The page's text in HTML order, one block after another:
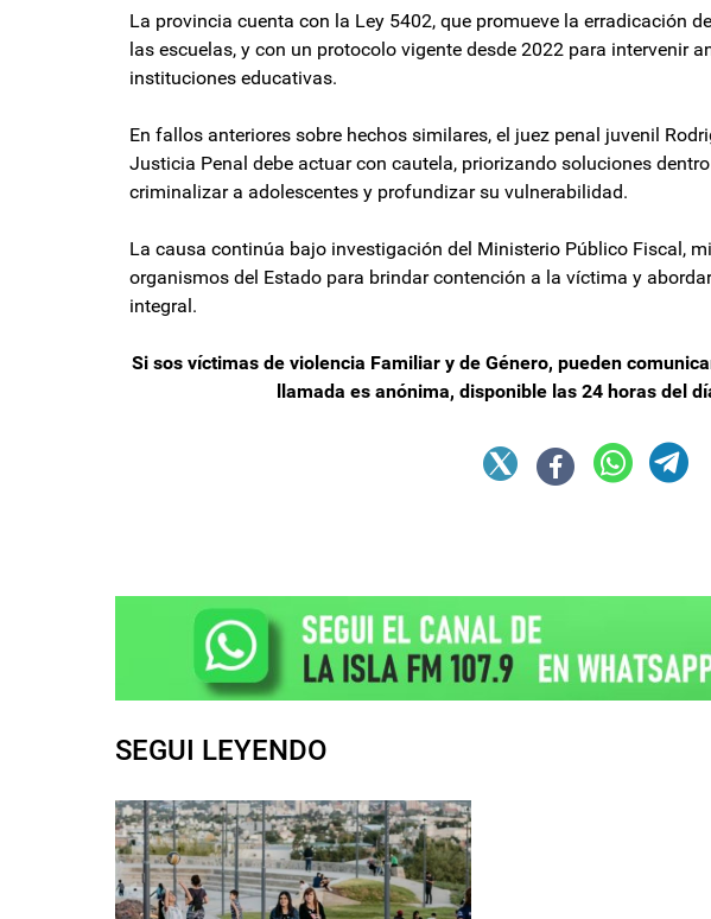
La provincia cuenta con la Ley 5402, que promueve la erradicación
las escuelas, y con un protocolo vigente desde 2022 para intervenir
instituciones educativas.
En fallos anteriores sobre hechos similares, el juez penal juvenil
Justicia Penal debe actuar con cautela, priorizando soluciones
criminalizar a adolescentes y profundizar su vulnerabilidad.
La causa continúa bajo investigación del Ministerio Público Fiscal,
organismos del Estado para brindar contención a la víctima y
integral.
Si sos víctimas de violencia Familiar y de Género, pueden
llamada es anónima, disponible las 24 horas del
SEGUI LEYENDO